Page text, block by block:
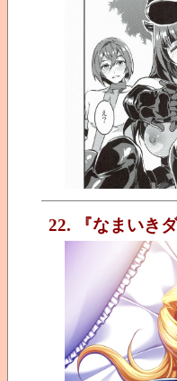
22. 『なまいき